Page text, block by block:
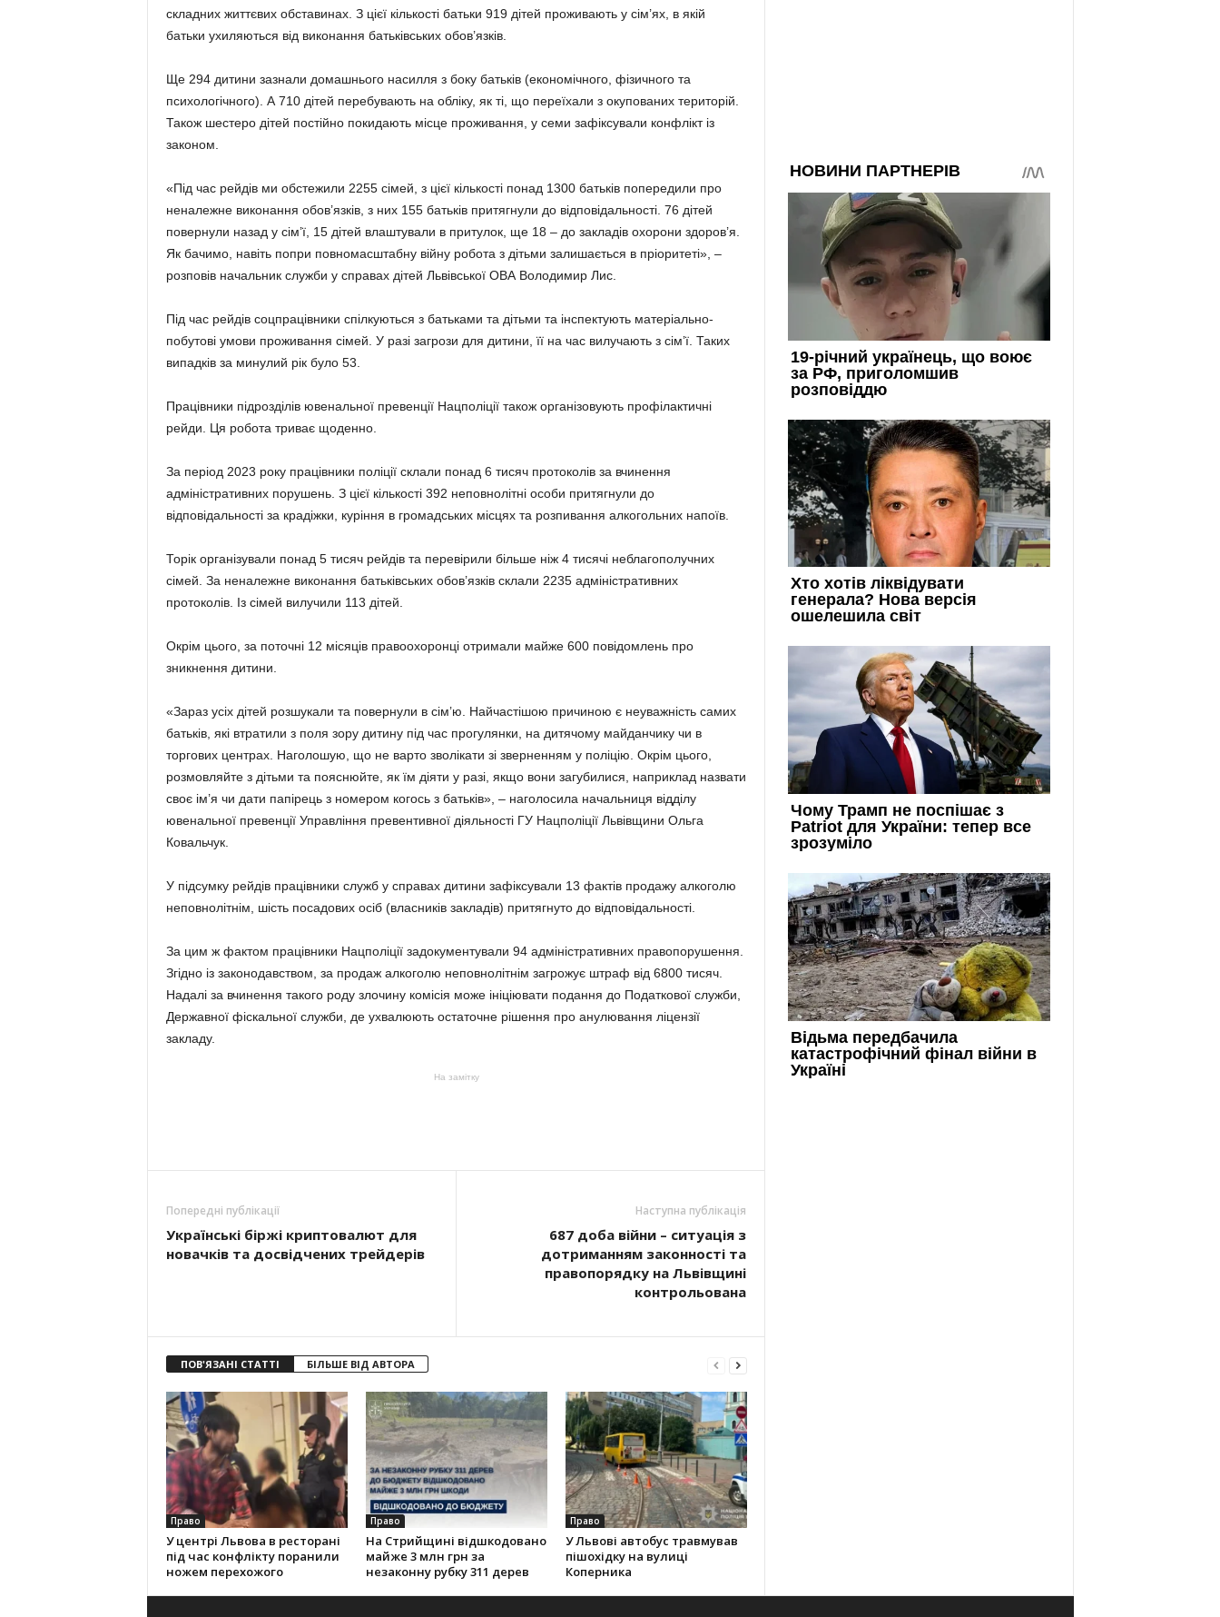
складних життєвих обставинах. З цієї кількості батьки 919 дітей проживають у сім’ях, в якій
батьки ухиляються від виконання батьківських обов’язків.
Ще 294 дитини зазнали домашнього насилля з боку батьків (економічного, фізичного та
психологічного). А 710 дітей перебувають на обліку, як ті, що переїхали з окупованих територій.
Також шестеро дітей постійно покидають місце проживання, у семи зафіксували конфлікт із
законом.
«Під час рейдів ми обстежили 2255 сімей, з цієї кількості понад 1300 батьків попередили про
неналежне виконання обов’язків, з них 155 батьків притягнули до відповідальності. 76 дітей
повернули назад у сім’ї, 15 дітей влаштували в притулок, ще 18 – до закладів охорони здоров’я.
Як бачимо, навіть попри повномасштабну війну робота з дітьми залишається в пріоритеті», –
розповів начальник служби у справах дітей Львівської ОВА Володимир Лис.
Під час рейдів соцпрацівники спілкуються з батьками та дітьми та інспектують матеріально-
побутові умови проживання сімей. У разі загрози для дитини, її на час вилучають з сім’ї. Таких
випадків за минулий рік було 53.
Працівники підрозділів ювенальної превенції Нацполіції також організовують профілактичні
рейди. Ця робота триває щоденно.
За період 2023 року працівники поліції склали понад 6 тисяч протоколів за вчинення
адміністративних порушень. З цієї кількості 392 неповнолітні особи притягнули до
відповідальності за крадіжки, куріння в громадських місцях та розпивання алкогольних напоїв.
Торік організували понад 5 тисяч рейдів та перевірили більше ніж 4 тисячі неблагополучних
сімей. За неналежне виконання батьківських обов’язків склали 2235 адміністративних
протоколів. Із сімей вилучили 113 дітей.
Окрім цього, за поточні 12 місяців правоохоронці отримали майже 600 повідомлень про
зникнення дитини.
«Зараз усіх дітей розшукали та повернули в сім’ю. Найчастішою причиною є неуважність самих
батьків, які втратили з поля зору дитину під час прогулянки, на дитячому майданчику чи в
торгових центрах. Наголошую, що не варто зволікати зі зверненням у поліцію. Окрім цього,
розмовляйте з дітьми та пояснюйте, як їм діяти у разі, якщо вони загубилися, наприклад назвати
своє ім’я чи дати папірець з номером когось з батьків», – наголосила начальниця відділу
ювенальної превенції Управління превентивної діяльності ГУ Нацполіції Львівщини Ольга
Ковальчук.
У підсумку рейдів працівники служб у справах дитини зафіксували 13 фактів продажу алкоголю
неповнолітнім, шість посадових осіб (власників закладів) притягнуто до відповідальності.
За цим ж фактом працівники Нацполіції задокументували 94 адміністративних правопорушення.
Згідно із законодавством, за продаж алкоголю неповнолітнім загрожує штраф від 6800 тисяч.
Надалі за вчинення такого роду злочину комісія може ініціювати подання до Податкової служби,
Державної фіскальної служби, де ухвалюють остаточне рішення про анулювання ліцензії
закладу.
На замітку
Попередні публікації
Українські біржі криптовалют для
новачків та досвідчених трейдерів
Наступна публікація
687 доба війни – ситуація з
дотриманням законності та
правопорядку на Львівщині
контрольована
ПОВ'ЯЗАНІ СТАТТІ БІЛЬШЕ ВІД АВТОРА
Право
У центрі Львова в ресторані
під час конфлікту поранили
ножем перехожого
Право
На Стрийщині відшкодовано
майже 3 млн грн за
незаконну рубку 311 дерев
Право
У Львові автобус травмував
пішохідку на вулиці
Коперника